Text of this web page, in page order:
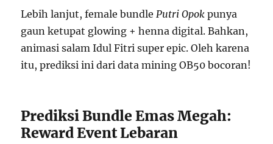
Lebih lanjut, female bundle Putri Opok punya
gaun ketupat glowing + henna digital. Bahkan,
animasi salam Idul Fitri super epic. Oleh karena
itu, prediksi ini dari data mining OB50 bocoran!
Prediksi Bundle Emas Megah:
Reward Event Lebaran